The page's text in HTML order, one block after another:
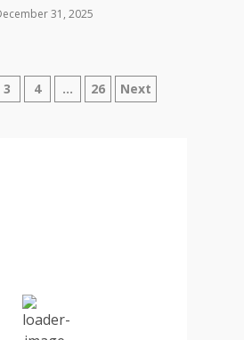
31, 2025
3 4 … 26 Next
Clouds